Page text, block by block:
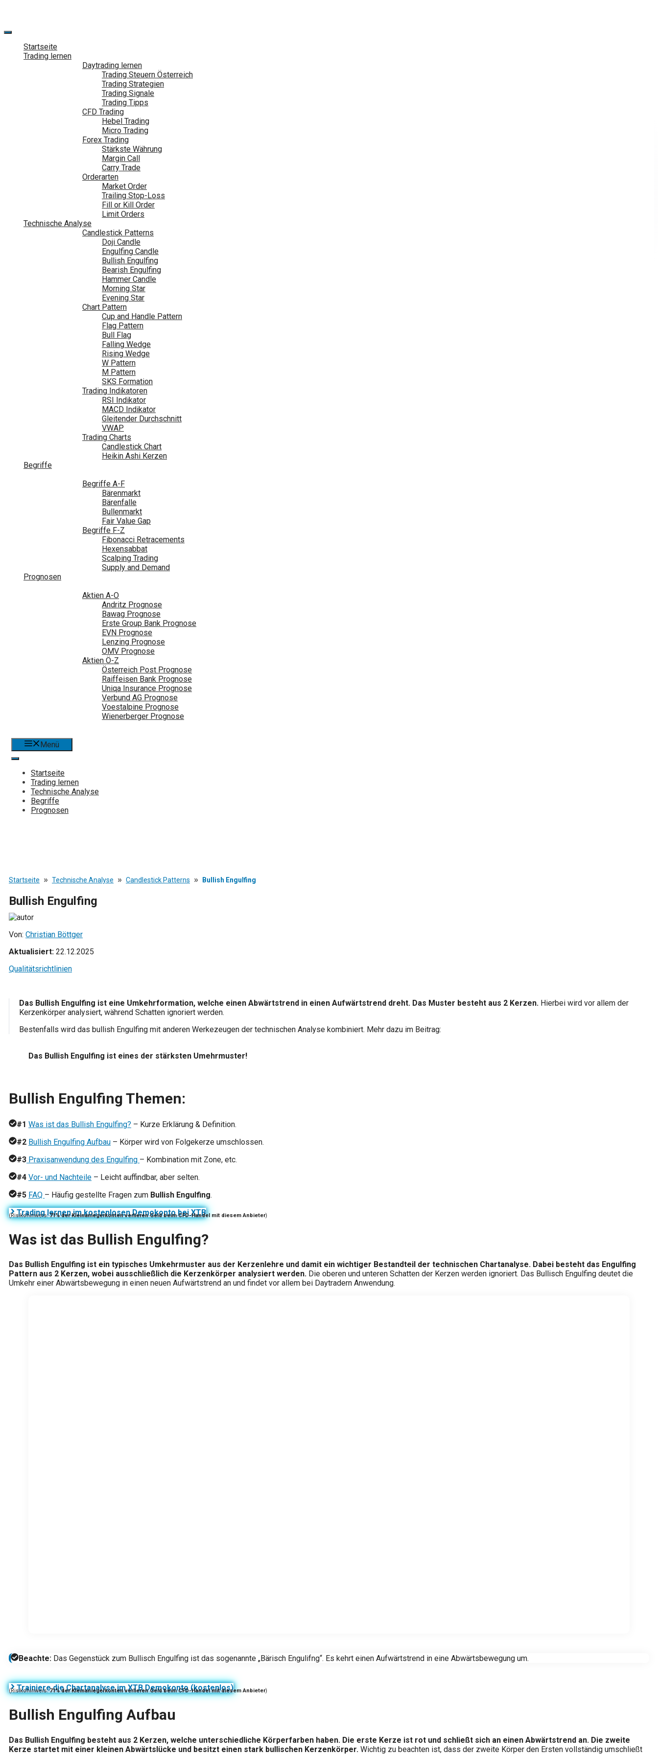
springen
Startseite
Trading lernen
Daytrading lernen
Trading Steuern Österreich
Trading Strategien
Trading Signale
Trading Tipps
CFD Trading
Hebel Trading
Micro Trading
Forex Trading
Stärkste Währung
Margin Call
Carry Trade
Orderarten
Market Order
Trailing Stop-Loss
Fill or Kill Order
Limit Orders
Technische Analyse
Candlestick Patterns
Doji Candle
Engulfing Candle
Bullish Engulfing
Bearish Engulfing
Hammer Candle
Morning Star
Evening Star
Chart Pattern
Cup and Handle Pattern
Flag Pattern
Bull Flag
Falling Wedge
Rising Wedge
W Pattern
M Pattern
SKS Formation
Trading Indikatoren
RSI Indikator
MACD Indikator
Gleitender Durchschnitt
VWAP
Trading Charts
Candlestick Chart
Heikin Ashi Kerzen
Begriffe
Begriffe A-F
Bärenmarkt
Bärenfalle
Bullenmarkt
Fair Value Gap
Begriffe F-Z
Fibonacci Retracements
Hexensabbat
Scalping Trading
Supply and Demand
Prognosen
Aktien A-O
Andritz Prognose
Bawag Prognose
Erste Group Bank Prognose
EVN Prognose
Lenzing Prognose
OMV Prognose
Aktien Ö-Z
Österreich Post Prognose
Raiffeisen Bank Prognose
Uniqa Insurance Prognose
Verbund AG Prognose
Voestalpine Prognose
Wienerberger Prognose
Menü
Startseite
Trading lernen
Technische Analyse
Begriffe
Prognosen
Startseite » Technische Analyse » Candlestick Patterns » Bullish Engulfing
Bullish Engulfing
Von: Christian Böttger
Aktualisiert: 22.12.2025
Qualitätsrichtlinien
Das Bullish Engulfing ist eine Umkehrformation, welche einen Abwärtstrend in einen Aufwärtstrend dreht. Das Muster besteht aus 2 Kerzen. Hierbei wird vor allem der
Kerzenkörper analysiert, während Schatten ignoriert werden.
Bestenfalls wird das bullish Engulfing mit anderen Werkezeugen der technischen Analyse kombiniert. Mehr dazu im Beitrag:
Das Bullish Engulfing ist eines der stärksten Umehrmuster!
Bullish Engulfing Themen:
#1 Was ist das Bullish Engulfing? – Kurze Erklärung & Definition.
#2 Bullish Engulfing Aufbau – Körper wird von Folgekerze umschlossen.
#3 Praxisanwendung des Engulfing – Kombination mit Zone, etc.
#4 Vor- und Nachteile – Leicht auffindbar, aber selten.
#5 FAQ – Häufig gestellte Fragen zum Bullish Engulfing.
Trading lernen im kostenlosen Demokonto bei XTB
(Risikohinweis:71% der Kleinanlegerkonten verlieren Geld beim CFD-Handel mit diesem Anbieter)
Was ist das Bullish Engulfing?
Das Bullish Engulfing ist ein typisches Umkehrmuster aus der Kerzenlehre und damit ein wichtiger Bestandteil der technischen Chartanalyse. Dabei besteht das Engulfing
Pattern aus 2 Kerzen, wobei ausschließlich die Kerzenkörper analysiert werden. Die oberen und unteren Schatten der Kerzen werden ignoriert. Das Bullisch Engulfing deutet die
Umkehr einer Abwärtsbewegung in einen neuen Aufwärtstrend an und findet vor allem bei Daytradern Anwendung.
Beachte: Das Gegenstück zum Bullisch Engulfing ist das sogenannte „Bärisch Engulifng“. Es kehrt einen Aufwärtstrend in eine Abwärtsbewegung um.
Trainiere die Chartanalyse im XTB Demokonto (kostenlos)
(Risikohinweis:71% der Kleinanlegerkonten verlieren Geld beim CFD-Handel mit diesem Anbieter)
Bullish Engulfing Aufbau
Das Bullish Engulfing besteht aus 2 Kerzen, welche unterschiedliche Körperfarben haben. Die erste Kerze ist rot und schließt sich an einen Abwärtstrend an. Die zweite
Kerze startet mit einer kleinen Abwärtslücke und besitzt einen stark bullischen Kerzenkörper. Wichtig zu beachten ist, dass der zweite Körper den Ersten vollständig umschließt